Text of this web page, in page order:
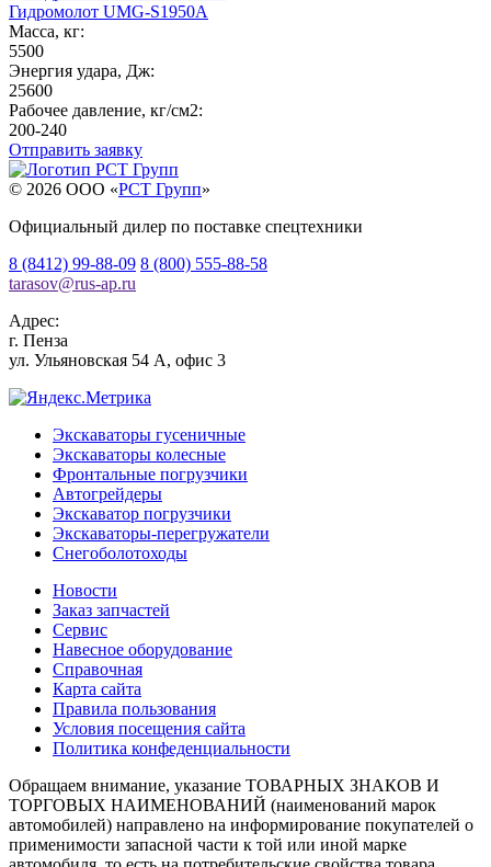
Гидромолот UMG-S1950A
Масса, кг:
5500
Энергия удара, Дж:
25600
Рабочее давление, кг/см2:
200-240
Отправить заявку
© 2026 OOO «РСТ Групп»
Официальный дилер по поставке спецтехники
8 (8412) 99-88-09 8 (800) 555-88-58
tarasov@rus-ap.ru
Адрес:
г. Пенза
ул. Ульяновская 54 А, офис 3
Экскаваторы гусеничные
Экскаваторы колесные
Фронтальные погрузчики
Автогрейдеры
Экскаватор погрузчики
Экскаваторы-перегружатели
Снегоболотоходы
Новости
Заказ запчастей
Сервис
Навесное оборудование
Справочная
Карта сайта
Правила пользования
Условия посещения сайта
Политика конфеденциальности
Обращаем внимание, указание ТОВАРНЫХ ЗНАКОВ И
ТОРГОВЫХ НАИМЕНОВАНИЙ (наименований марок
автомобилей) направлено на информирование покупателей о
применимости запасной части к той или иной марке